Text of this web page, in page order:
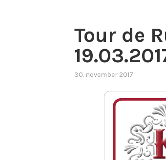
Tour de
30. november 2017